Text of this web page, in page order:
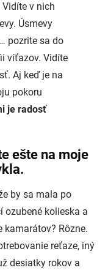
Vidíte v nich
Úsmevy
pozrite sa do
víťazov. Vidíte
Aj keď je na
pokoru
je radosť
ešte na moje
by sa mala po
ozubené kolieska a
kamarátov? Rôzne.
reťaze, iný
desiatky rokov a